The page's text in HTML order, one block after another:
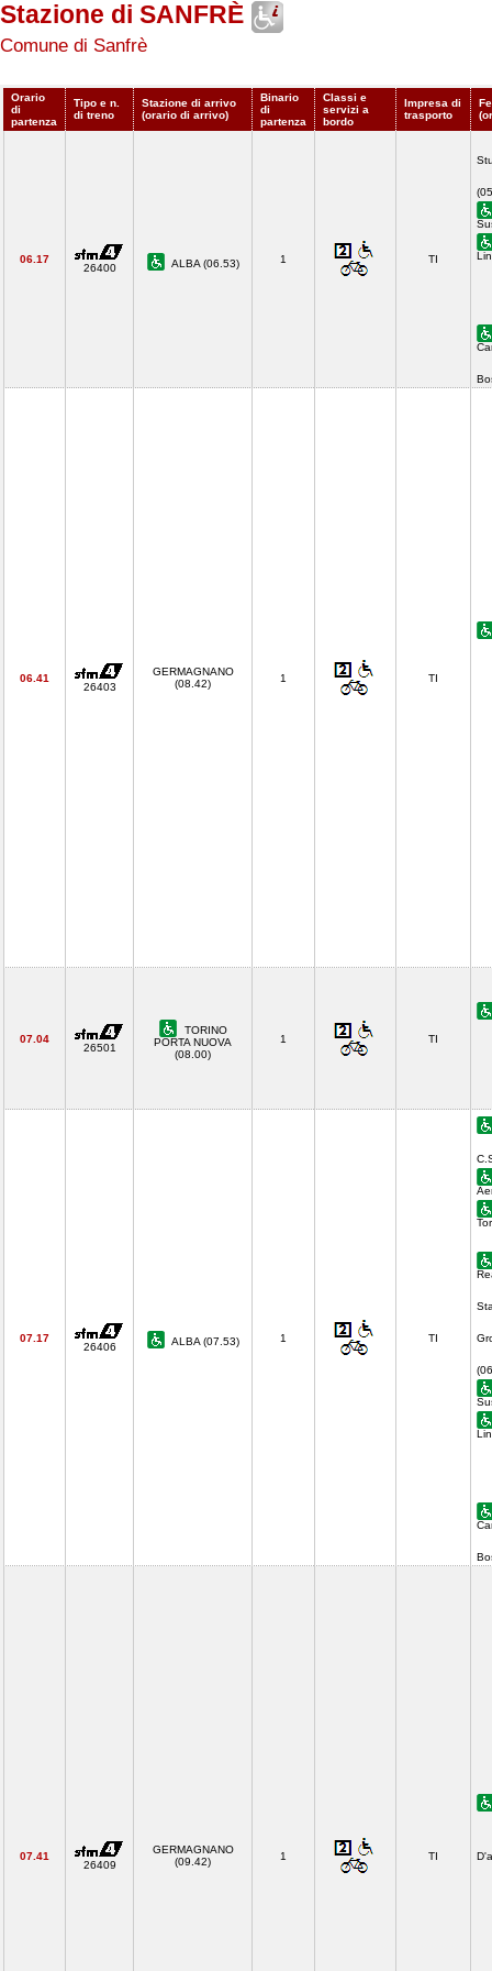
Stazione di SANFRÈ
Comune di Sanfrè
Orario
di
partenza
Tipo e n.
di treno
Stazione di arrivo
(orario di arrivo)
Binario
di
partenza
Classi e
servizi a
bordo
Impresa di
trasporto
06.17
26400 ALBA (06.53) 1 TI
06.41
26403
GERMAGNANO
(08.42)
1 TI
07.04
26501
TORINO
PORTA NUOVA
(08.00)
1 TI
07.17
26406 ALBA (07.53) 1 TI
07.41
26409
GERMAGNANO
(09.42)
1 TI